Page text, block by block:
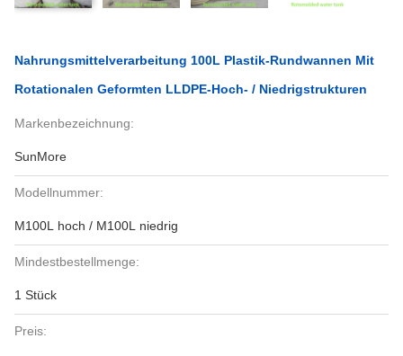
Nahrungsmittelverarbeitung 100L Plastik-Rundwannen Mit
Rotationalen Geformten LLDPE-Hoch- / Niedrigstrukturen
Markenbezeichnung:
SunMore
Modellnummer:
M100L hoch / M100L niedrig
Mindestbestellmenge:
1 Stück
Preis: